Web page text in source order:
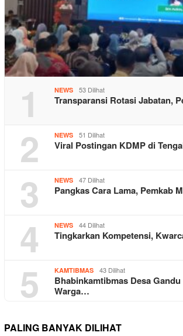
1 NEWS 53 Dilihat
Transparansi Rotasi Jabatan,
2 NEWS 51 Dilihat
Viral Postingan KDMP di
3 NEWS 47 Dilihat
Pangkas Cara Lama, Pemkab
4 NEWS 44 Dilihat
Tingkarkan Kompetensi,
5 KAMTIBMAS 43 Dilihat
Bhabinkamtibmas Desa Gandu
Warga…
PALING BANYAK DILIHAT